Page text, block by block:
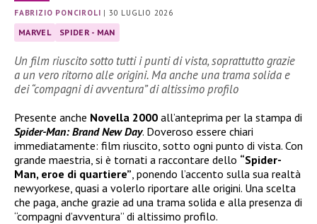
FABRIZIO PONCIROLI | 30 LUGLIO 2026
MARVEL SPIDER - MAN
Un film riuscito sotto tutti i punti di vista, soprattutto grazie
a un vero ritorno alle origini. Ma anche una trama solida e
dei “compagni di avventura” di altissimo profilo
Presente anche Novella 2000 all’anteprima per la stampa di
Spider-Man: Brand New Day. Doveroso essere chiari
immediatamente: film riuscito, sotto ogni punto di vista. Con
grande maestria, si è tornati a raccontare dello “Spider-
Man, eroe di quartiere” , ponendo l’accento sulla sua realtà
newyorkese, quasi a volerlo riportare alle origini. Una scelta
che paga, anche grazie ad una trama solida e alla presenza di
“compagni d’avventura” di altissimo profilo.